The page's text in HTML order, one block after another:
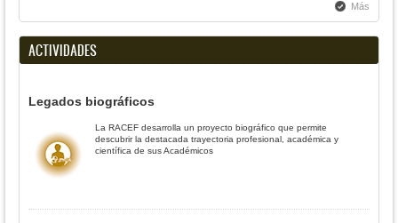
Más
ACTIVIDADES
Legados biográficos
La RACEF desarrolla un proyecto biográfico que permite
descubrir la destacada trayectoria profesional, académica y
científica de sus Académicos